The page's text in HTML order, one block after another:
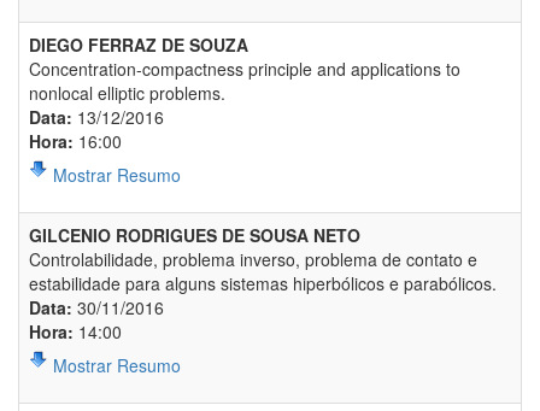
DIEGO FERRAZ DE SOUZA
Concentration-compactness principle and applications to
nonlocal elliptic problems.
Data: 13/12/2016
Hora: 16:00
Mostrar Resumo
GILCENIO RODRIGUES DE SOUSA NETO
Controlabilidade, problema inverso, problema de contato e
estabilidade para alguns sistemas hiperbólicos e parabólicos.
Data: 30/11/2016
Hora: 14:00
Mostrar Resumo